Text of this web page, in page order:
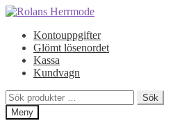
Hoppa
navigering
Hoppa
innehållKontouppgifter
Glömt lösenordet
Kassa
Kundvagn
Sök
efter:
Sök
Meny